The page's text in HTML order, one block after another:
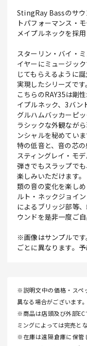
StingRay Bassのサウ
トパフォーマンス・
メイプルネックを採
スターリン・バイ・
イヤーにミュージッ
じてもらえるように
実現したシリーズです。
こちらのRAY35は剛
イプルネック、3バン
グルハムバッカーピ
ラシックな外観なが
ンシャルを秘めてい
特の低音と、音の芯
スティングレイ・モ
弾きでもスラップで
楽しみいただけます
類の音の変化を楽し
ルト・ネックジョイ
によるブリッジ部等
ウンドを是非一度ご
※画像はサンプルで
ごとに異なります。予
※説明文中の価格・スペ
異なる場合がございます。
※商品は店頭及び外部EC
ミングによっては完売と
※在庫は遠隔倉庫に保管